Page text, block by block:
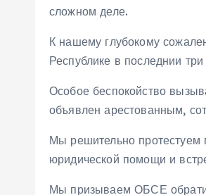
сложном деле.
К нашему глубокому
Республике в последнии
Особое беспокойство
объявлен арестованным,
Мы решительно протестуем
юридической помощи и
Мы призываем ОБСЕ